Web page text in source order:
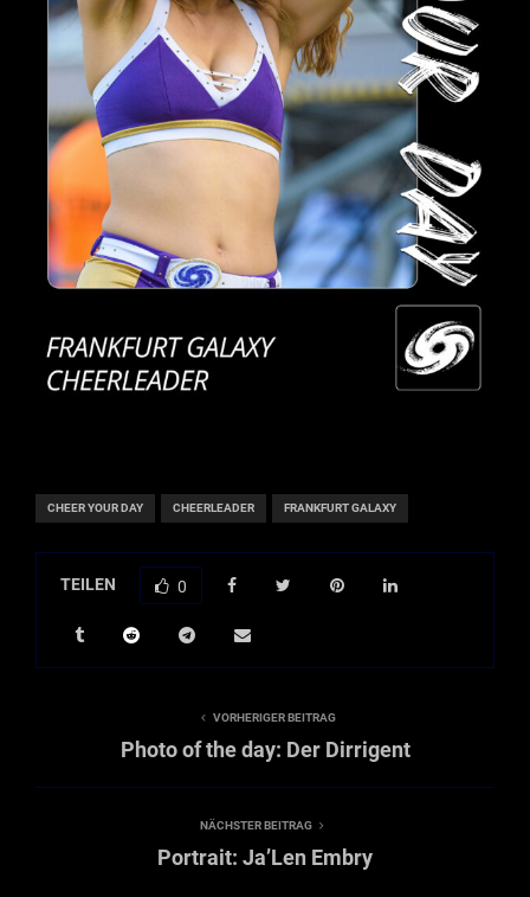
CHEER YOUR DAY CHEERLEADER FRANKFURT GALAXY
TEILEN 0
VORHERIGER BEITRAG
Photo of the day: Der Dirrigent
NÄCHSTER BEITRAG
Portrait: Ja’Len Embry